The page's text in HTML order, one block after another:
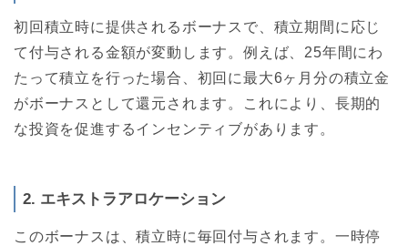
初回積立時に提供されるボーナスで、積立期間に応じ
て付与される金額が変動します。例えば、25年間にわ
たって積立を行った場合、初回に最大6ヶ月分の積立金
がボーナスとして還元されます。これにより、長期的
な投資を促進するインセンティブがあります。
2. エキストラアロケーション
このボーナスは、積立時に毎回付与されます。一時停